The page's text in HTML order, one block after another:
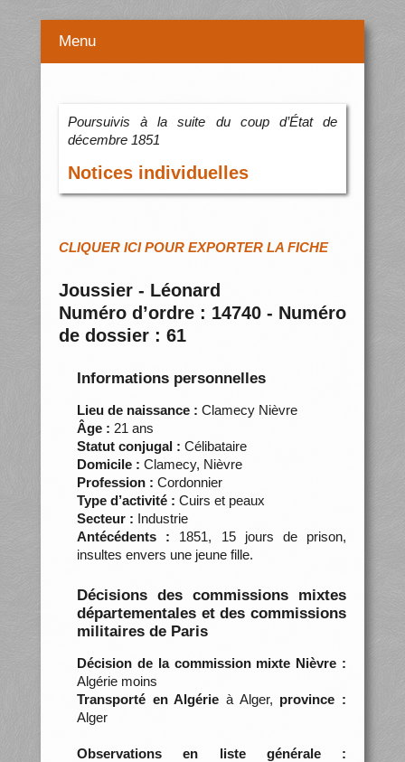
Menu
Poursuivis à la suite du coup d’État de
décembre 1851
Notices individuelles
CLIQUER ICI POUR EXPORTER LA FICHE
Joussier - Léonard
Numéro d’ordre : 14740 - Numéro
de dossier : 61
Informations personnelles
Lieu de naissance : Clamecy Nièvre
Âge : 21 ans
Statut conjugal : Célibataire
Domicile : Clamecy, Nièvre
Profession : Cordonnier
Type d’activité : Cuirs et peaux
Secteur : Industrie
Antécédents : 1851, 15 jours de prison,
insultes envers une jeune fille.
Décisions des commissions mixtes
départementales et des commissions
militaires de Paris
Décision de la commission mixte Nièvre :
Algérie moins
Transporté en Algérie à Alger, province :
Alger
Observations en liste générale :